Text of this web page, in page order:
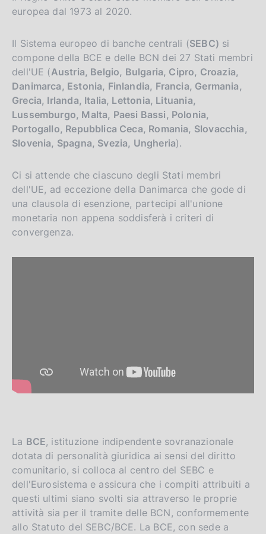
europea dal 1973 al 2020.
Il Sistema europeo di banche centrali (SEBC) si
compone della BCE e delle BCN dei 27 Stati membri
dell'UE (Austria, Belgio, Bulgaria, Cipro, Croazia,
Danimarca, Estonia, Finlandia, Francia, Germania,
Grecia, Irlanda, Italia, Lettonia, Lituania,
Lussemburgo, Malta, Paesi Bassi, Polonia,
Portogallo, Repubblica Ceca, Romania, Slovacchia,
Slovenia, Spagna, Svezia, Ungheria).
Ci si attende che ciascuno degli Stati membri
dell'UE, ad eccezione della Danimarca che gode di
una clausola di esenzione, partecipi all'unione
monetaria non appena soddisferà i criteri di
convergenza.
La BCE, istituzione indipendente sovranazionale
dotata di personalità giuridica ai sensi del diritto
comunitario, si colloca al centro del SEBC e
dell'Eurosistema e assicura che i compiti attribuiti a
questi ultimi siano svolti sia attraverso le proprie
attività sia per il tramite delle BCN, conformemente
allo Statuto del SEBC/BCE. La BCE, con sede a